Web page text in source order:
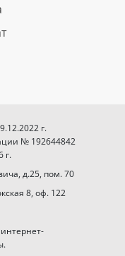
г.
№ 192644842
г.
д.25, пом. 70
8, оф. 122